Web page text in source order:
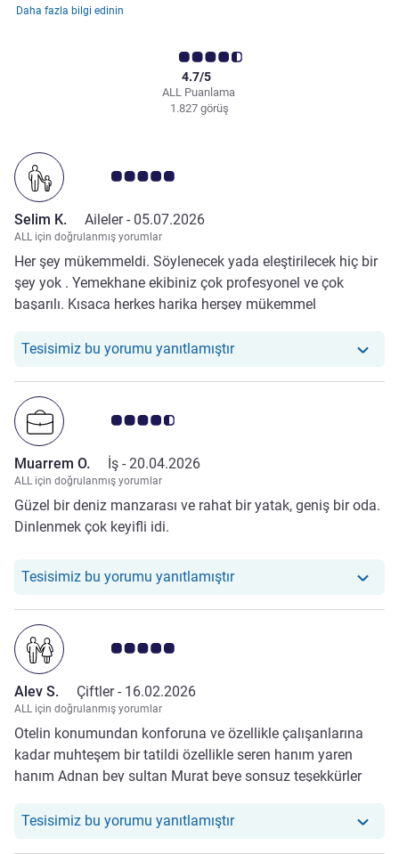
Daha fazla bilgi edinin
ALL Puanlama
4.7/5
1.827 görüş
Avis müşterileri puanı 5.0/5
Selim K. Aileler - 05.07.2026
ALL için doğrulanmış yorumlar
Her şey mükemmeldi. Söylenecek yada eleştirilecek hiç bir
şey yok . Yemekhane ekibiniz çok profesyonel ve çok
başarılı. Kısaca herkes harika herşey mükemmel
Tesisimiz bu yorumu yanıtlamıştırOtelimiz şu yoruma yanıt
Avis müşterileri puanı 4.5/5
Muarrem O. İş - 20.04.2026
ALL için doğrulanmış yorumlar
Güzel bir deniz manzarası ve rahat bir yatak, geniş bir oda.
Dinlenmek çok keyifli idi.
Tesisimiz bu yorumu yanıtlamıştırOtelimiz şu yoruma yanıt
Avis müşterileri puanı 5.0/5
Alev S. Çiftler - 16.02.2026
ALL için doğrulanmış yorumlar
Otelin konumundan konforuna ve özellikle çalışanlarına
kadar muhteşem bir tatildi özellikle seren hanım yaren
hanım Adnan bey sultan Murat beye sonsuz teşekkürler
Tesisimiz bu yorumu yanıtlamıştırOtelimiz şu yoruma yanıt